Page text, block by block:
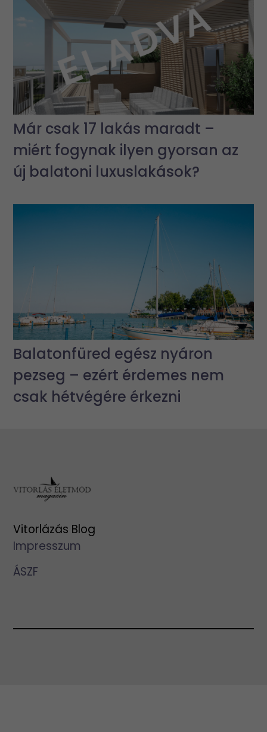
Már csak 17 lakás maradt –
miért fogynak ilyen gyorsan az
új balatoni luxuslakások?
Balatonfüred egész nyáron
pezseg – ezért érdemes nem
csak hétvégére érkezni
Vitorlázás Blog
Impresszum
ÁSZF